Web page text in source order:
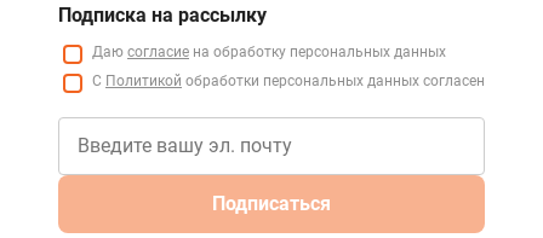
Подписка на рассылку
Даю согласие на обработку персональных данных
С Политикой обработки персональных данных согласен
Подписаться